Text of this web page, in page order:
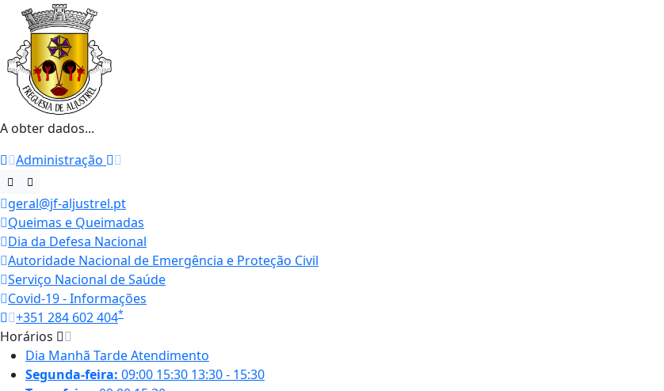
A obter dados...
Administração
geral@jf-aljustrel.pt
Queimas e Queimadas
Dia da Defesa Nacional
Autoridade Nacional de Emergência e Proteção Civil
Serviço Nacional de Saúde
Covid-19 - Informações
+351 284 602 404*
Horários
Dia Manhã TardeAtendimento
Segunda-feira: 09:00 15:30 13:30 - 15:30